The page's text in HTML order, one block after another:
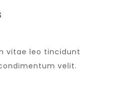
vitae leo tincidunt
velit.